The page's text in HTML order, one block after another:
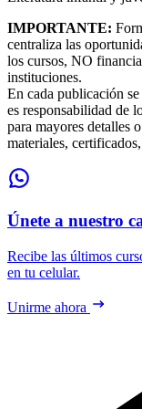
IMPORTANTE:
centraliza las
los cursos, NO
instituciones.
En cada publicación
es responsabilidad de
para mayores detalles
materiales,
Únete a nuestro
Recibe las últimos
en tu celular.
Unirme ahora